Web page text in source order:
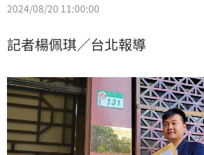
2024/08/20 11:00:00
記者楊佩琪／台北報導